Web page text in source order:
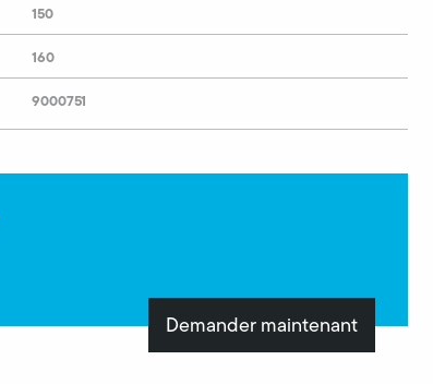
150
160
9000751
Demander maintenant